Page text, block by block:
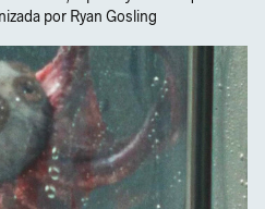
por Ryan Gosling